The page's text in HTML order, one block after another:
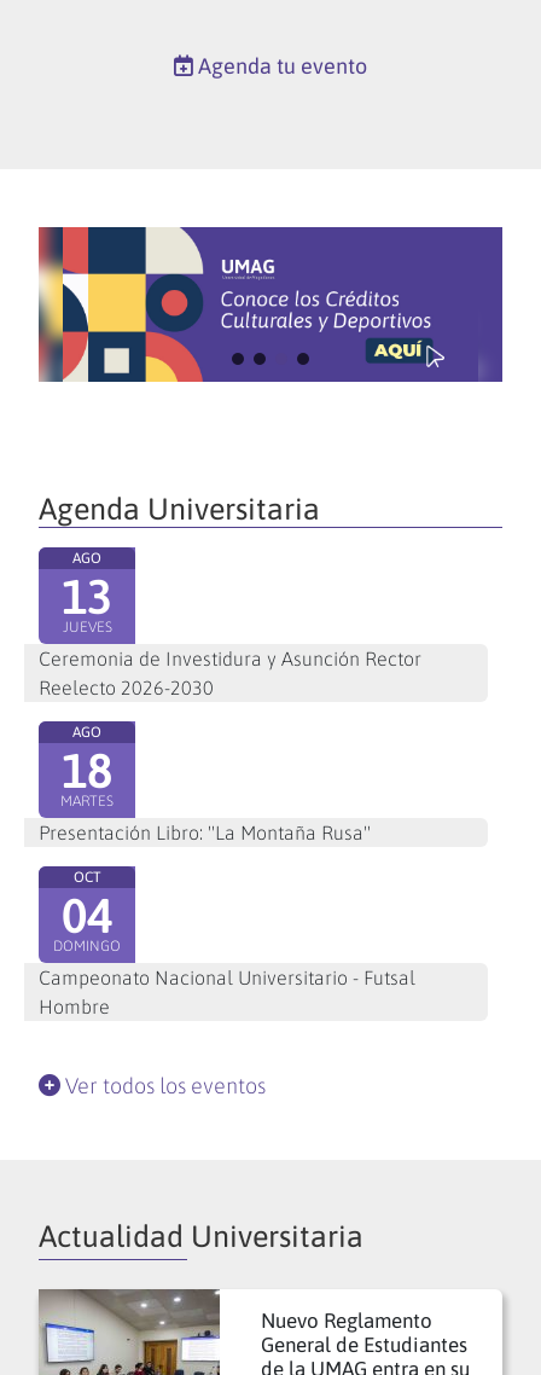
Agenda tu evento
Agenda Universitaria
AGO
13
JUEVES
Ceremonia de Investidura y Asunción Rector
Reelecto 2026-2030
AGO
18
MARTES
Presentación Libro: "La Montaña Rusa"
OCT
04
DOMINGO
Campeonato Nacional Universitario - Futsal
Hombre
Ver todos los eventos
Actualidad Universitaria
Nuevo Reglamento
General de Estudiantes
de la UMAG entra en su